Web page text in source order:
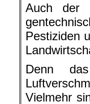
Auch der
Pestiziden
Denn
Vielmehr